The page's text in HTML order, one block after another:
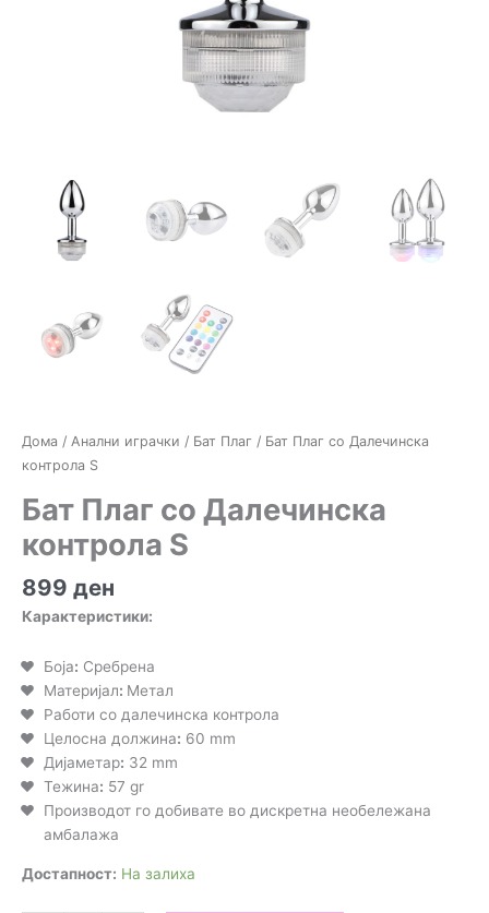
Дома / Анални играчки / Бат Плаг / Бат Плаг со Далечинска
контрола S
Бат Плаг со Далечинска
контрола S
899 ден
Карактеристики:
Боја: Сребрена
Материјал: Метал
Работи со далечинска контрола
Целосна должина: 60 mm
Дијаметар: 32 mm
Тежина: 57 gr
Производот го добивате во дискретна необележана
амбалажа
Достапност: На залиха